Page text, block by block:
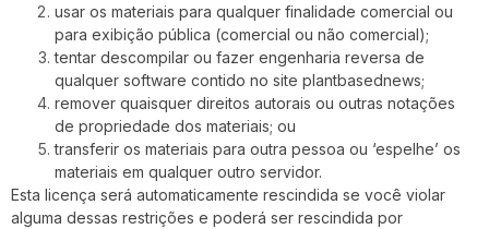
usar os materiais para qualquer finalidade comercial ou
para exibição pública (comercial ou não comercial);
tentar descompilar ou fazer engenharia reversa de
qualquer software contido no site plantbasednews;
remover quaisquer direitos autorais ou outras notações
de propriedade dos materiais; ou
transferir os materiais para outra pessoa ou ‘espelhe’ os
materiais em qualquer outro servidor.
Esta licença será automaticamente rescindida se você violar
alguma dessas restrições e poderá ser rescindida por